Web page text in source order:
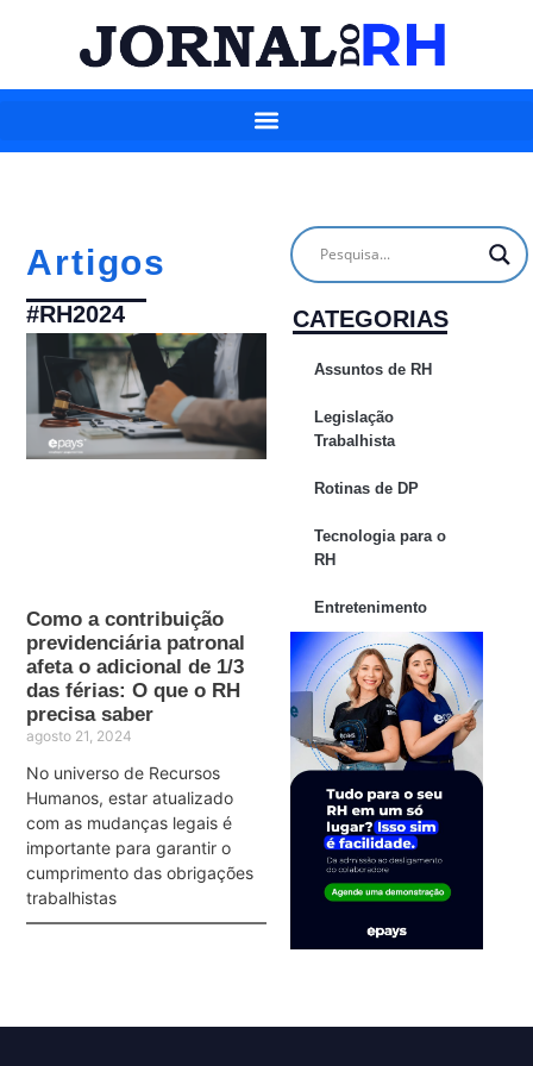
Artigos
#RH2024
Como a contribuição
previdenciária patronal
afeta o adicional de 1/3
das férias: O que o RH
precisa saber
agosto 21, 2024
No universo de Recursos
Humanos, estar atualizado
com as mudanças legais é
importante para garantir o
cumprimento das obrigações
trabalhistas
CATEGORIAS
Assuntos de RH
Legislação
Trabalhista
Rotinas de DP
Tecnologia para o
RH
Entretenimento